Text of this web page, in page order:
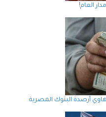
العام!
أرصدة البنوك المصرية